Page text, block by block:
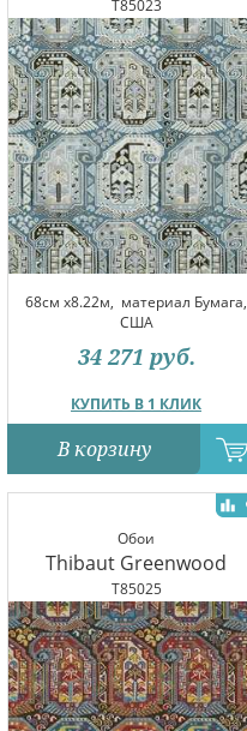
T85023
68см x8.22м, материал Бумага,
США
КУПИТЬ В 1 КЛИК
34 271 руб.
В корзину
Обои
Thibaut Greenwood
T85025